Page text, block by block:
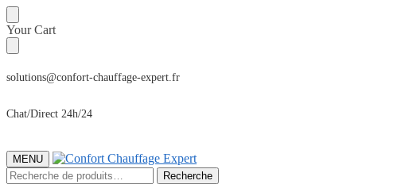
Sauter
à
la
navigation
Skip
to
content
Your Cart
solutions@confort-chauffage-expert.fr
Chat/Direct 24h/24
MENU
Recherche
pour :
Recherche